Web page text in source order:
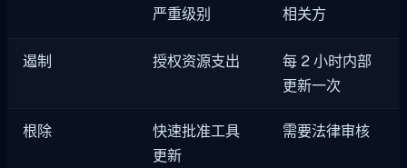
严重级别
相关方
遏制 授权资源支出
每 2 小时内部
更新一次
根除
快速批准工具
更新
需要法律审核